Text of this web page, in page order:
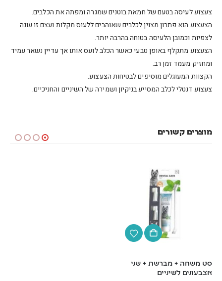
צעצוע לעיסה בטעם של חמאת בוטנים שמגרה ומפתה את הכלבים.
הצעצוע הוא פתרון מצוין לכלבים שאוהבים ללעוס מקלות ועצם זו עונה
לצפיות וכמובן הלעיסה בטוחה בהרבה יותר.
הצעצוע מתקלף באופן טבעי כאשר הכלב לועס אותו אך עדיין נשאר עמיד
ומחזיק מעמד זמן רב.
הקצוות המעוגלים מוסיפים לבטיחות הצעצוע.
צעצוע דנטלי לכלב המסייע בניקיון ושמירה של השיניים והחניכיים.
מוצרים קשורים
סט משחה + מברשת + שני
אצבעונים לשיניים